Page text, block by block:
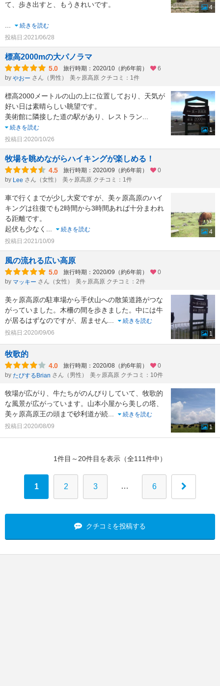
て、歩き出すと、もうきれいです。
続きを読む
投稿日:2021/06/28
4
標高2000mの大パノラマ
5.0 旅行時期：2020/10（約6年前）
6
by やおー さん（男性） 美ヶ原高原 クチコミ：1件
標高2000メートルの山の上に位置しており、天気が
好い日は素晴らしい眺望です。
美術館に隣接した道の駅があり、レストラン
続きを読む
投稿日:2020/10/26
1
牧場を眺めながらハイキングが楽しめる！
4.5 旅行時期：2020/09（約6年前）
0
by Lee さん（女性） 美ヶ原高原 クチコミ：1件
車で行くまでが少し大変ですが、美ヶ原高原のハイ
キングは往復でも2時間から3時間あれば十分まわれ
る距離です。
起伏も少なく
続きを読む
投稿日:2021/10/09
4
風の流れる広い高原
5.0 旅行時期：2020/09（約6年前）
0
by マッキー さん（女性） 美ヶ原高原 クチコミ：2件
美ヶ原高原の駐車場から手伏山への散策道路がつな
がっていました。木柵の間を歩きました。中には牛
が居るはずなのですが、居ません
続きを読む
投稿日:2020/09/06
1
牧歌的
4.0 旅行時期：2020/08（約6年前）
0
by たびするBrian さん（男性） 美ヶ原高原 クチコミ：10件
牧場が広がり、牛たちがのんびりしていて、牧歌的
な風景が広がっています。山本小屋から美しの塔、
美ヶ原高原王の頭まで砂利道が続
続きを読む
投稿日:2020/08/09
1
1件目～20件目を表示（全111件中）
1 2 3 … 6
クチコミを投稿する